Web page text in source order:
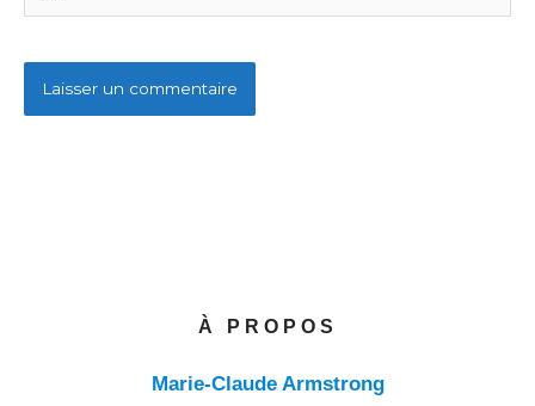
À PROPOS
Marie-Claude Armstrong